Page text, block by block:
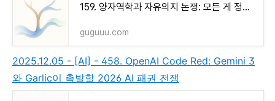
159. 양자역학과 자유의지 논쟁: 모든 게 정해져 있을까, 아니면 선택은 가능한가
guguuu.com
2025.12.05 - [AI] - 458. OpenAI Code Red: Gemini 3
와 Garlic이 촉발할 2026 AI 패권 전쟁